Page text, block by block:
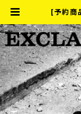
[予約
2026年
|